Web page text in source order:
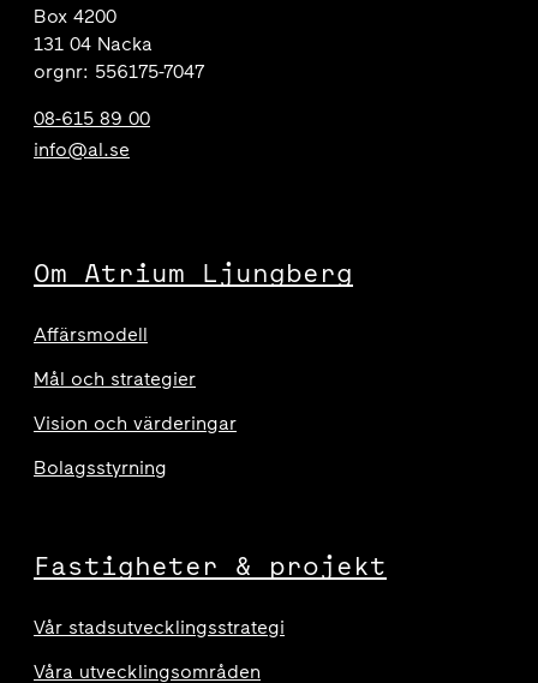
Box 4200
131 04 Nacka
orgnr: 556175-7047
08-615 89 00
info@al.se
Om Atrium Ljungberg
Affärsmodell
Mål och strategier
Vision och värderingar
Bolagsstyrning
Fastigheter & projekt
Vår stadsutvecklingsstrategi
Våra utvecklingsområden